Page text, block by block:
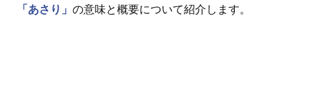
「あさり」 の意味と概要について紹介します。